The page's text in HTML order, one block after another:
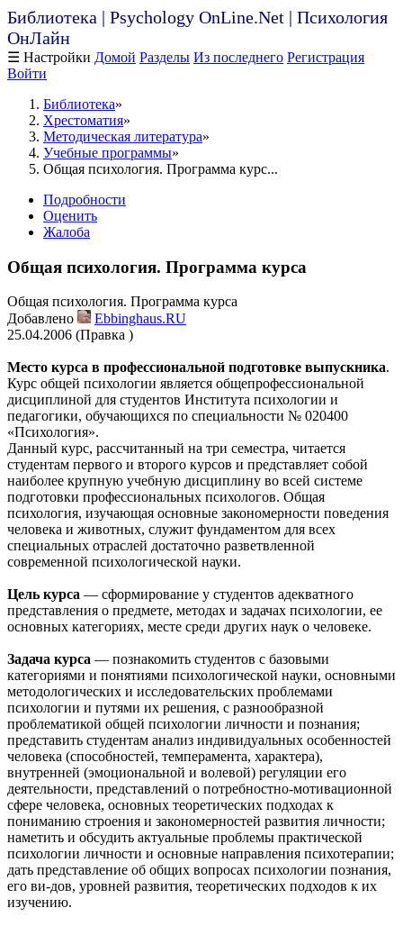
Библиотека | Psychology OnLine.Net | Психология
ОнЛайн
☰ Настройки Домой Разделы Из последнего Регистрация
Войти
Библиотека
Хрестоматия
Методическая литература
Учебные программы
Общая психология. Программа курс...
Подробности
Оценить
Жалоба
Общая психология. Программа курса
Общая психология. Программа курса
Добавлено
Ebbinghaus.RU
25.04.2006 (Правка )
Место курса в профессиональной подготовке выпускника.
Курс общей психологии является общепрофессиональной
дисциплиной для студентов Института психологии и
педагогики, обучающихся по специальности № 020400
«Психология».
Данный курс, рассчитанный на три семестра, читается
студентам первого и второго курсов и представляет собой
наиболее крупную учебную дисциплину во всей системе
подготовки профессиональных психологов. Общая
психология, изучающая основные закономерности поведения
человека и животных, служит фундаментом для всех
специальных отраслей достаточно разветвленной
современной психологической науки.
Цель курса — сформирование у студентов адекватного
представления о предмете, методах и задачах психологии, ее
основных категориях, месте среди других наук о человеке.
Задача курса — познакомить студентов с базовыми
категориями и понятиями психологической науки, основными
методологических и исследовательских проблемами
психологии и путями их решения, с разнообразной
проблематикой общей психологии личности и познания;
представить студентам анализ индивидуальных особенностей
человека (способностей, темперамента, характера),
внутренней (эмоциональной и волевой) регуляции его
деятельности, представлений о потребностно-мотивационной
сфере человека, основных теоретических подходах к
пониманию строения и закономерностей развития личности;
наметить и обсудить актуальные проблемы практической
психологии личности и основные направления психотерапии;
дать представление об общих вопросах психологии познания,
его ви-дов, уровней развития, теоретических подходов к их
изучению.